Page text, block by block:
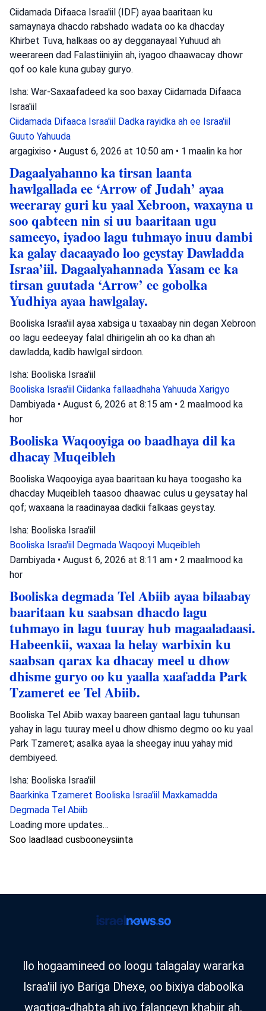
Ciidamada Difaaca Israa'iil (IDF) ayaa baaritaan ku
samaynaya dhacdo rabshado wadata oo ka dhacday
Khirbet Tuva, halkaas oo ay degganayaal Yuhuud ah
weerareen dad Falastiiniyiin ah, iyagoo dhaawacay dhowr
qof oo kale kuna gubay guryo.
Isha: War-Saxaafadeed ka soo baxay Ciidamada Difaaca
Israa'iil
Ciidamada Difaaca Israa'iil Dadka rayidka ah ee Israa'iil
Guuto Yahuuda
argagixiso • August 6, 2026 at 10:50 am • 1 maalin ka hor
Dagaalyahanno ka tirsan laanta
hawlgallada ee ‘Arrow of Judah’ ayaa
weeraray guri ku yaal Xebroon, waxayna u
soo qabteen nin si uu baaritaan ugu
sameeyo, iyadoo lagu tuhmayo inuu dambi
ka galay dacaayado loo geystay Dawladda
Israa’iil. Dagaalyahannada Yasam ee ka
tirsan guutada ‘Arrow’ ee gobolka
Yudhiya ayaa hawlgalay.
Booliska Israa'iil ayaa xabsiga u taxaabay nin degan Xebroon
oo lagu eedeeyay falal dhiirigelin ah oo ka dhan ah
dawladda, kadib hawlgal sirdoon.
Isha: Booliska Israa'iil
Booliska Israa'iil Ciidanka fallaadhaha Yahuuda Xarigyo
Dambiyada • August 6, 2026 at 8:15 am • 2 maalmood ka
hor
Booliska Waqooyiga oo baadhaya dil ka
dhacay Muqeibleh
Booliska Waqooyiga ayaa baaritaan ku haya toogasho ka
dhacday Muqeibleh taasoo dhaawac culus u geysatay hal
qof; waxaana la raadinayaa dadkii falkaas geystay.
Isha: Booliska Israa'iil
Booliska Israa'iil Degmada Waqooyi Muqeibleh
Dambiyada • August 6, 2026 at 8:11 am • 2 maalmood ka
hor
Booliska degmada Tel Abiib ayaa bilaabay
baaritaan ku saabsan dhacdo lagu
tuhmayo in lagu tuuray hub magaaladaasi.
Habeenkii, waxaa la helay warbixin ku
saabsan qarax ka dhacay meel u dhow
dhisme guryo oo ku yaalla xaafadda Park
Tzameret ee Tel Abiib.
Booliska Tel Abiib waxay baareen gantaal lagu tuhunsan
yahay in lagu tuuray meel u dhow dhismo degmo oo ku yaal
Park Tzameret; asalka ayaa la sheegay inuu yahay mid
dembiyeed.
Isha: Booliska Israa'iil
Baarkinka Tzameret Booliska Israa'iil Maxkamadda
Degmada Tel Abiib
Loading more updates…
Soo laadlaad cusbooneysiinta
Ilo hogaamineed oo loogu talagalay wararka
Israa'iil iyo Bariga Dhexe, oo bixiya daboolka
waqtiga-dhabta ah iyo falanqeyn khabiir ah.